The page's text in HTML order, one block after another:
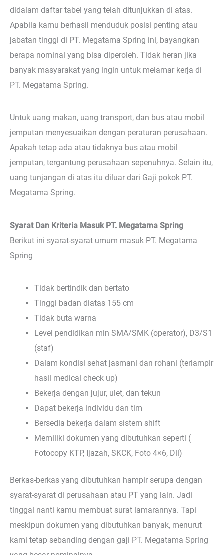
didalam daftar tabel yang telah ditunjukkan di atas.
Apabila kamu berhasil menduduk posisi penting atau
jabatan tinggi di PT. Megatama Spring ini, bayangkan
berapa nominal yang bisa diperoleh. Tidak heran jika
banyak masyarakat yang ingin untuk melamar kerja di
PT. Megatama Spring.
Untuk uang makan, uang transport, dan bus atau mobil
jemputan menyesuaikan dengan peraturan perusahaan.
Apakah tetap ada atau tidaknya bus atau mobil
jemputan, tergantung perusahaan sepenuhnya. Selain itu,
uang tunjangan di atas itu diluar dari Gaji pokok PT.
Megatama Spring.
Syarat Dan Kriteria Masuk PT. Megatama Spring
Berikut ini syarat-syarat umum masuk PT. Megatama
Spring
Tidak bertindik dan bertato
Tinggi badan diatas 155 cm
Tidak buta warna
Level pendidikan min SMA/SMK (operator), D3/S1
(staf)
Dalam kondisi sehat jasmani dan rohani (terlampir
hasil medical check up)
Bekerja dengan jujur, ulet, dan tekun
Dapat bekerja individu dan tim
Bersedia bekerja dalam sistem shift
Memiliki dokumen yang dibutuhkan seperti (
Fotocopy KTP, Ijazah, SKCK, Foto 4×6, Dll)
Berkas-berkas yang dibutuhkan hampir serupa dengan
syarat-syarat di perusahaan atau PT yang lain. Jadi
tinggal nanti kamu membuat surat lamarannya. Tapi
meskipun dokumen yang dibutuhkan banyak, menurut
kami tetap sebanding dengan gaji PT. Megatama Spring